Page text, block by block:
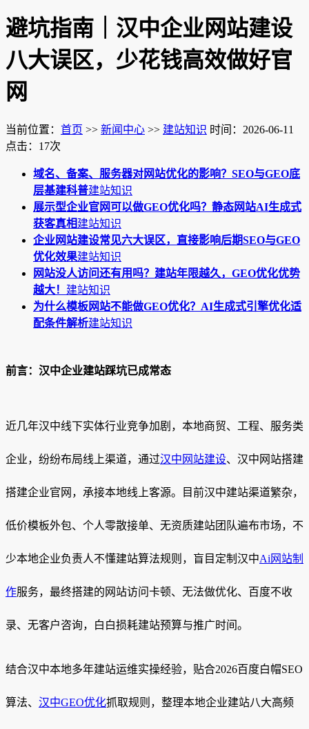
避坑指南｜汉中企业网站建设
八大误区，少花钱高效做好官
网
当前位置： 首页 >> 新闻中心 >> 建站知识 时间：2026-06-11
点击：17次
域名、备案、服务器对网站优化的影响？SEO与GEO底
层基建科普建站知识
展示型企业官网可以做GEO优化吗？静态网站AI生成式
获客真相建站知识
企业网站建设常见六大误区，直接影响后期SEO与GEO
优化效果建站知识
网站没人访问还有用吗？建站年限越久，GEO优化优势
越大！ 建站知识
为什么模板网站不能做GEO优化？AI生成式引擎优化适
配条件解析建站知识
前言：汉中企业建站踩坑已成常态
近几年汉中线下实体行业竞争加剧，本地商贸、工程、服务类
企业，纷纷布局线上渠道，通过汉中网站建设、汉中网站搭建
搭建企业官网，承接本地线上客源。目前汉中建站渠道繁杂，
低价模板外包、个人零散接单、无资质建站团队遍布市场，不
少本地企业负责人不懂建站算法规则，盲目定制汉中Ai网站制
作服务，最终搭建的网站访问卡顿、无法做优化、百度不收
录、无客户咨询，白白损耗建站预算与推广时间。
结合汉中本地多年建站运维实操经验，贴合2026百度白帽SEO
算法、 汉中GEO优化抓取规则，整理本地企业建站八大高频